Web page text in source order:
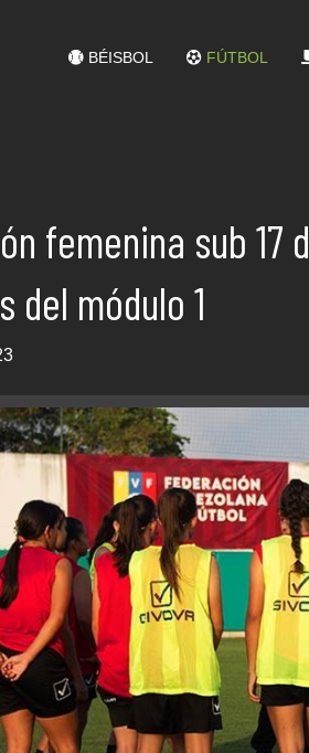
BÉISBOL FÚTBOL
femenina sub 17
del módulo 1